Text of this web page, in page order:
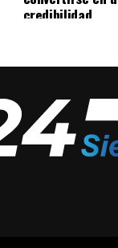
credibilidad